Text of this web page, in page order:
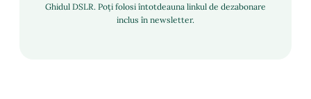
Ghidul DSLR. Poți folosi întotdeauna linkul de dezabonare
inclus în newsletter.